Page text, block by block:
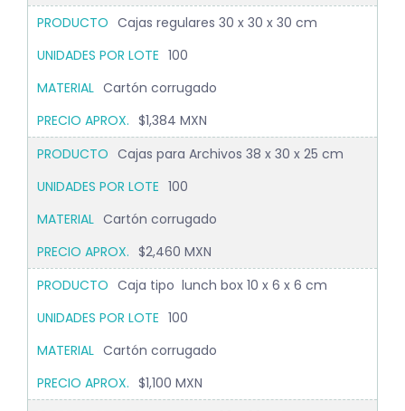
Cajas regulares 30 x 30 x 30 cm
100
Cartón corrugado
$1,384 MXN
Cajas para Archivos 38 x 30 x 25 cm
100
Cartón corrugado
$2,460 MXN
Caja tipo lunch box 10 x 6 x 6 cm
100
Cartón corrugado
$1,100 MXN